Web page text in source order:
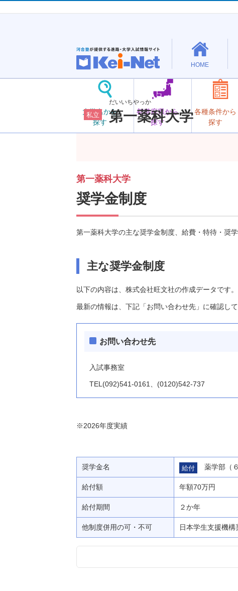
HOME
大学名から
探す
都道府県から
探す
各種条件から
探す
私立
だいいちやっか
第一薬科大学
第一薬科大学
奨学金制度
第一薬科大学の主な奨学金制度、給費・特待・奨
主な奨学金制度
以下の内容は、株式会社旺文社の作成データです。
最新の情報は、下記「お問い合わせ先」に確認して
お問い合わせ先
入試事務室
TEL(092)541-0161、(0120)542-737
※2026年度実績
奨学金名 給付 薬学部（
給付額 年額70万円
給付期間 ２か年
他制度併用の可・不可 日本学生支援機